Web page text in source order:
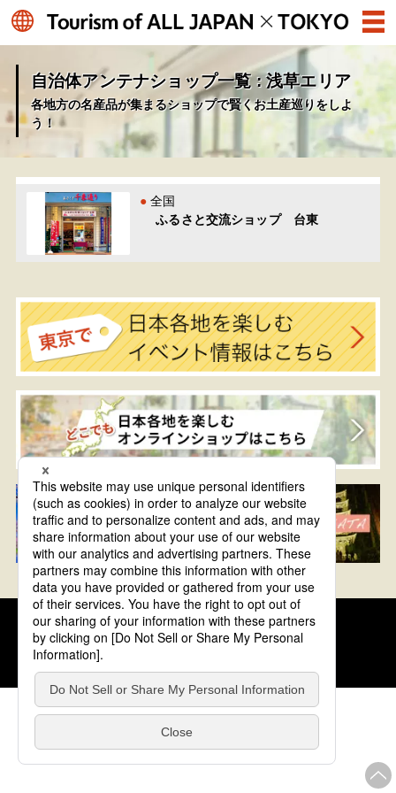
自治体アンテナショップ一覧 : 浅草エリア
各地方の名産品が集まるショップで賢くお土産巡りをしよ
う！
全国
ふるさと交流ショップ 台東
クッキーポリシー このサイトについて
COPYRIGHT © Tourism of ALL JAPAN x TOKYO ALL RIGHTS
RESERVED.